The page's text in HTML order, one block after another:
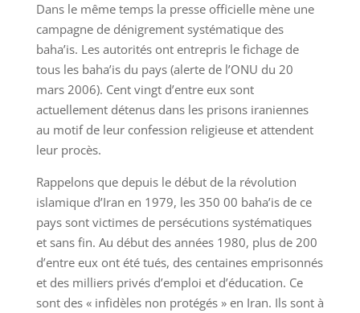
Dans le même temps la presse officielle mène une
campagne de dénigrement systématique des
baha’is. Les autorités ont entrepris le fichage de
tous les baha’is du pays (alerte de l’ONU du 20
mars 2006). Cent vingt d’entre eux sont
actuellement détenus dans les prisons iraniennes
au motif de leur confession religieuse et attendent
leur procès.
Rappelons que depuis le début de la révolution
islamique d’Iran en 1979, les 350 00 baha’is de ce
pays sont victimes de persécutions systématiques
et sans fin. Au début des années 1980, plus de 200
d’entre eux ont été tués, des centaines emprisonnés
et des milliers privés d’emploi et d’éducation. Ce
sont des « infidèles non protégés » en Iran. Ils sont à